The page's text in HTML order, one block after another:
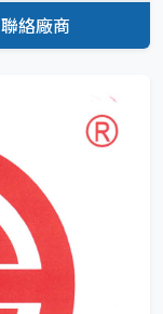
聯絡廠商